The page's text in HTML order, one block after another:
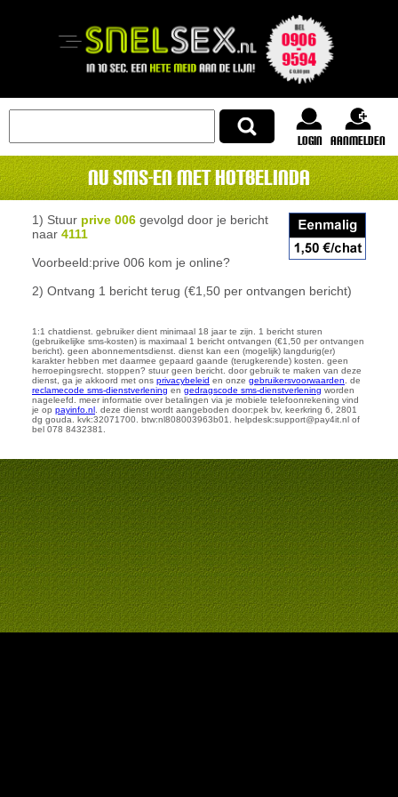
login Aanmelden
Nu SMS-en met Hotbelinda
1) Stuur prive 006 gevolgd door je bericht
naar 4111
Voorbeeld:prive 006 kom je online?
2) Ontvang 1 bericht terug (€1,50 per ontvangen bericht)
1:1 chatdienst. gebruiker dient minimaal 18 jaar te zijn. 1 bericht sturen
(gebruikelijke sms-kosten) is maximaal 1 bericht ontvangen (€1,50 per ontvangen
bericht). geen abonnementsdienst. dienst kan een (mogelijk) langdurig(er)
karakter hebben met daarmee gepaard gaande (terugkerende) kosten. geen
herroepingsrecht. stoppen? stuur geen bericht. door gebruik te maken van deze
dienst, ga je akkoord met ons privacybeleid en onze gebruikersvoorwaarden . de
reclamecode sms-dienstverlening en gedragscode sms-dienstverlening worden
nageleefd. meer informatie over betalingen via je mobiele telefoonrekening vind
je op payinfo.nl . deze dienst wordt aangeboden door:pek bv, keerkring 6, 2801
dg gouda. kvk:32071700. btw:nl808003963b01. helpdesk:support@pay4it.nl of
bel 078 8432381.